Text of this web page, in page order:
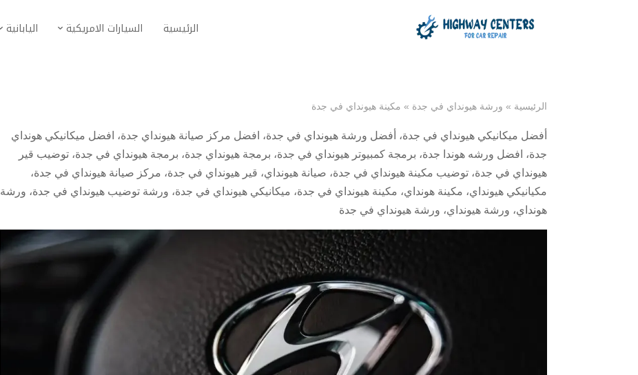
الرئيسية السيارات الامريكية اليابانية
الرئيسية » ورشة هيونداي في جدة » مكينة هيونداي في جدة
أفضل ميكانيكي هيونداي في جدة، أفضل ورشة هيونداي في جدة، افضل مركز صيانة هيونداي جدة، افضل ميكانيكي هونداي
جدة، افضل ورشه هوندا جدة، برمجة كمبيوتر هيونداي في جدة، برمجة هيونداي جدة، برمجة هيونداي في جدة، توضيب قير
هيونداي في جدة، توضيب مكينة هيونداي في جدة، صيانة هيونداي، قير هيونداي في جدة، مركز صيانة هيونداي في جدة،
مكيانيكي هيونداي، مكينة هونداي، مكينة هيونداي في جدة، ميكانيكي هيونداي في جدة، ورشة توضيب هيونداي في جدة، ورشة
هونداي، ورشة هيونداي، ورشة هيونداي في جدة